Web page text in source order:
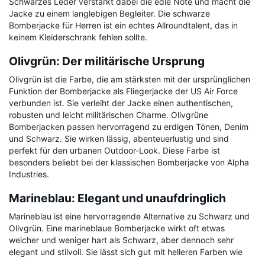
Jacke zu einem langlebigen Begleiter. Die schwarze
Bomberjacke für Herren ist ein echtes Allroundtalent, das in
keinem Kleiderschrank fehlen sollte.
Olivgrün: Der militärische Ursprung
Olivgrün ist die Farbe, die am stärksten mit der ursprünglichen
Funktion der Bomberjacke als Fliegerjacke der US Air Force
verbunden ist. Sie verleiht der Jacke einen authentischen,
robusten und leicht militärischen Charme. Olivgrüne
Bomberjacken passen hervorragend zu erdigen Tönen, Denim
und Schwarz. Sie wirken lässig, abenteuerlustig und sind
perfekt für den urbanen Outdoor-Look. Diese Farbe ist
besonders beliebt bei der klassischen Bomberjacke von Alpha
Industries.
Marineblau: Elegant und unaufdringlich
Marineblau ist eine hervorragende Alternative zu Schwarz und
Olivgrün. Eine marineblaue Bomberjacke wirkt oft etwas
weicher und weniger hart als Schwarz, aber dennoch sehr
elegant und stilvoll. Sie lässt sich gut mit helleren Farben wie